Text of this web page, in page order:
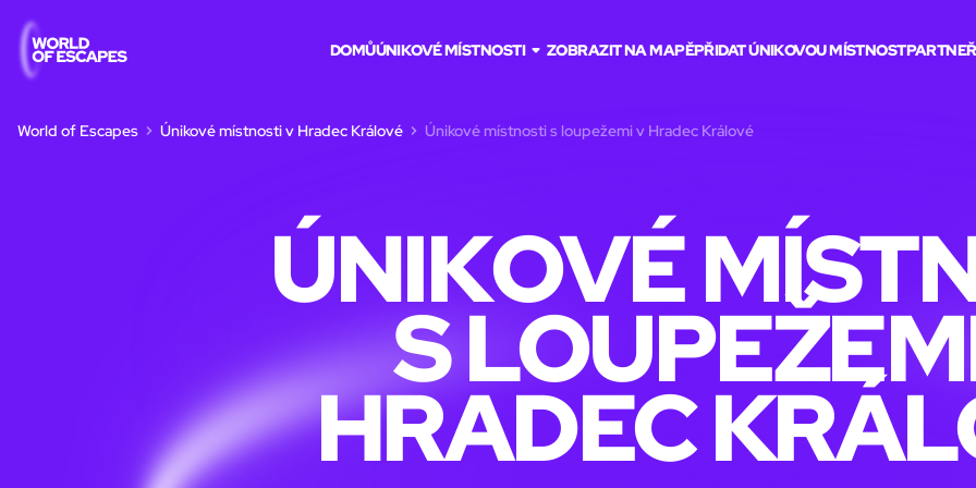
DOMŮÚNIKOVÉ MÍSTNOSTI ZOBRAZIT NA MAPĚPŘIDAT ÚNIKOVOU MÍSTNOST
World of Escapes Únikové místnosti v Hradec Králové Únikové místnosti s loupežemi v Hradec Králové
ÚNIKOVÉ
S
HRADEC